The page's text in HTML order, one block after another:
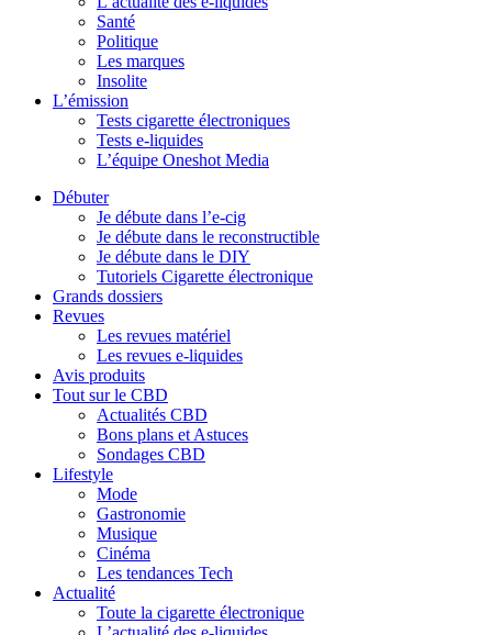
Santé
Politique
Les marques
Insolite
L’émission
Tests cigarette électroniques
Tests e-liquides
L’équipe Oneshot Media
Débuter
Je débute dans l’e-cig
Je débute dans le reconstructible
Je débute dans le DIY
Tutoriels Cigarette électronique
Grands dossiers
Revues
Les revues matériel
Les revues e-liquides
Avis produits
Tout sur le CBD
Actualités CBD
Bons plans et Astuces
Sondages CBD
Lifestyle
Mode
Gastronomie
Musique
Cinéma
Les tendances Tech
Actualité
Toute la cigarette électronique